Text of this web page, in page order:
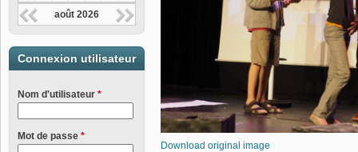
Download original image
août 2026
Connexion utilisateur
Nom d'utilisateur *
Mot de passe *